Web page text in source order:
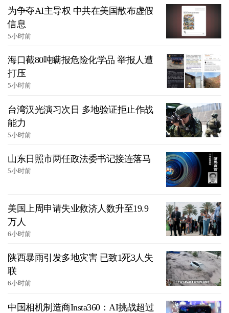
为争夺AI主导权 中共在美国散布虚假
信息
5小时前
海口截80吨瞒报危险化学品 举报人遭
打压
5小时前
台湾汉光演习次日 多地验证拒止作战
能力
5小时前
山东日照市两任政法委书记接连落马
5小时前
美国上周申请失业救济人数升至19.9
万人
6小时前
陕西暴雨引发多地灾害 已致1死3人失
联
6小时前
中国相机制造商Insta360：AI挑战超过